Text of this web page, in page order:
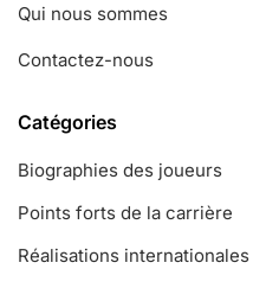
Qui nous sommes
Contactez-nous
Catégories
Biographies des joueurs
Points forts de la carrière
Réalisations internationales